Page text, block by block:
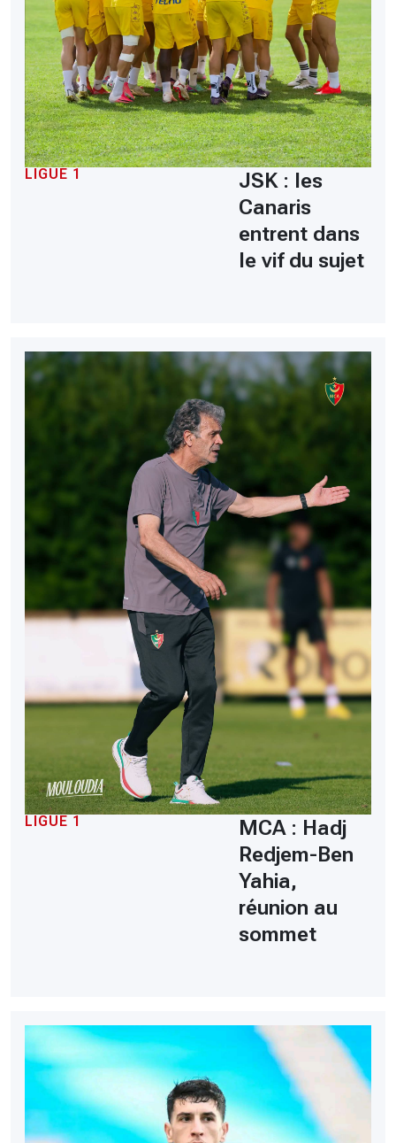
LIGUE 1
JSK : les
Canaris
entrent dans
le vif du sujet
LIGUE 1
MCA : Hadj
Redjem-Ben
Yahia,
réunion au
sommet